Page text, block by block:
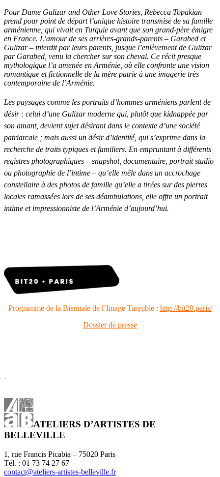
Pour Dame Gulizar and Other Love Stories , Rebecca Topakian
prend pour point de départ l’unique histoire transmise de sa famille
arménienne, qui vivait en Turquie avant que son grand-père émigre
en France. L’amour de ses arrières-grands-parents – Garabed et
Gulizar – interdit par leurs parents, jusque l’enlèvement de Gulizar
par Garabed, venu la chercher sur son cheval. Ce récit presque
mythologique l’a amenée en Arménie, où elle confronte une vision
romantique et fictionnelle de la mère patrie à une imagerie très
contemporaine de l’Arménie.
Les paysages comme les portraits d’hommes arméniens parlent de
désir : celui d’une Gulizar moderne qui, plutôt que kidnappée par
son amant, devient sujet désirant dans le contexte d’une société
patriarcale ; mais aussi un désir d’identité, qui s’exprime dans la
recherche de traits typiques et familiers. En empruntant à différents
registres photographiques – snapshot, documentaire, portrait studio
ou photographie de l’intime – qu’elle mêle dans un accrochage
constellaire à des photos de famille qu’elle a tirées sur des pierres
locales ramassées lors de ses déambulations, elle offre un portrait
intime et impressionniste de l’Arménie d’aujourd’hui.
Programme de la Biennale de l’Image Tangible : http://bit20.paris/
Dossier de presse
ATELIERS D’ARTISTES DE
BELLEVILLE
1, rue Francis Picabia – 75020 Paris
Tél. : 01 73 74 27 67
contact@ateliers-artistes-belleville.fr